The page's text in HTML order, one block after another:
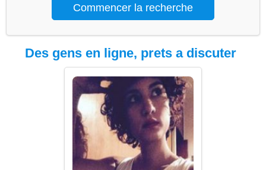
Des gens en ligne, prets a discuter